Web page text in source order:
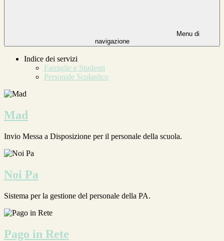
Menu di
navigazione
Indice dei servizi
Famiglie e Studenti
Personale Scolastico
Mad
Invio Messa a Disposizione per il personale della scuola.
Noi Pa
Sistema per la gestione del personale della PA.
Pago in Rete